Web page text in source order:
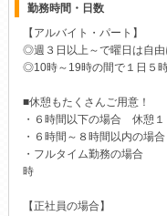
勤務時間・日数
【アルバイト・パート】
◎週３日以上～で曜日は自
◎10時～19時の間で１日５
■休憩もたくさんご用意！
・６時間以下の場合 休憩
・６時間～８時間以内の場
・フルタイム勤務の場合
時
【正社員の場合】